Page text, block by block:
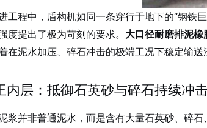
工程中，盾构机如同一条穿行于地下的“钢铁
度提出了极为苛刻的要求。 大口径耐磨排泥橡
在泥水加压、碎石冲击的极端工况下稳定输送
内层：抵御石英砂与碎石持续冲
浆并非普通泥水，而是含有大量石英砂、碎